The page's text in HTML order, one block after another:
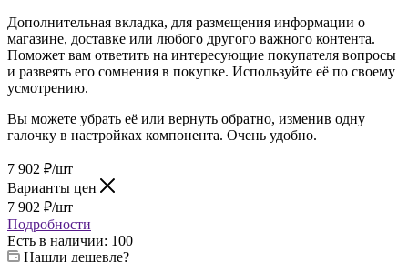
Дополнительная вкладка, для размещения информации о
магазине, доставке или любого другого важного контента.
Поможет вам ответить на интересующие покупателя вопросы
и развеять его сомнения в покупке. Используйте её по своему
усмотрению.
Вы можете убрать её или вернуть обратно, изменив одну
галочку в настройках компонента. Очень удобно.
7 902 ₽/шт
Варианты цен
7 902 ₽/шт
Подробности
Есть в наличии: 100
Нашли дешевле?